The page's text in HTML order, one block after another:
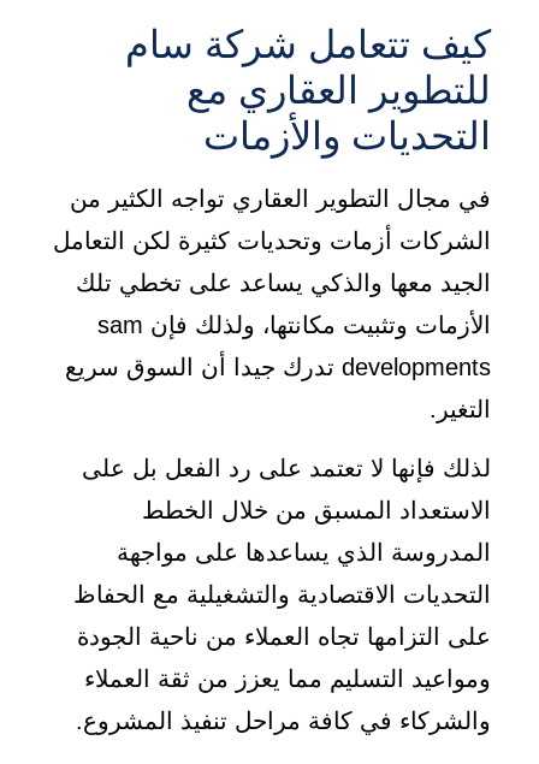
كيف تتعامل شركة سام
للتطوير العقاري مع
التحديات والأزمات
في مجال التطوير العقاري تواجه الكثير من
الشركات أزمات وتحديات كثيرة لكن التعامل
الجيد معها والذكي يساعد على تخطي تلك
الأزمات وتثبيت مكانتها، ولذلك فإن sam
developments تدرك جيدا أن السوق سريع
التغير.
لذلك فإنها لا تعتمد على رد الفعل بل على
الاستعداد المسبق من خلال الخطط
المدروسة الذي يساعدها على مواجهة
التحديات الاقتصادية والتشغيلية مع الحفاظ
على التزامها تجاه العملاء من ناحية الجودة
ومواعيد التسليم مما يعزز من ثقة العملاء
والشركاء في كافة مراحل تنفيذ المشروع.